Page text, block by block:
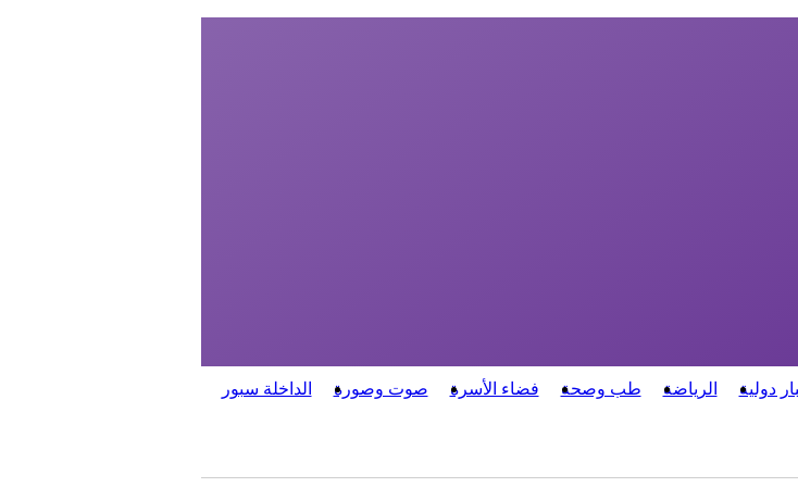
دولية الرياضة طب وصحة فضاء الأسرة صوت وصورة الداخلة سبور